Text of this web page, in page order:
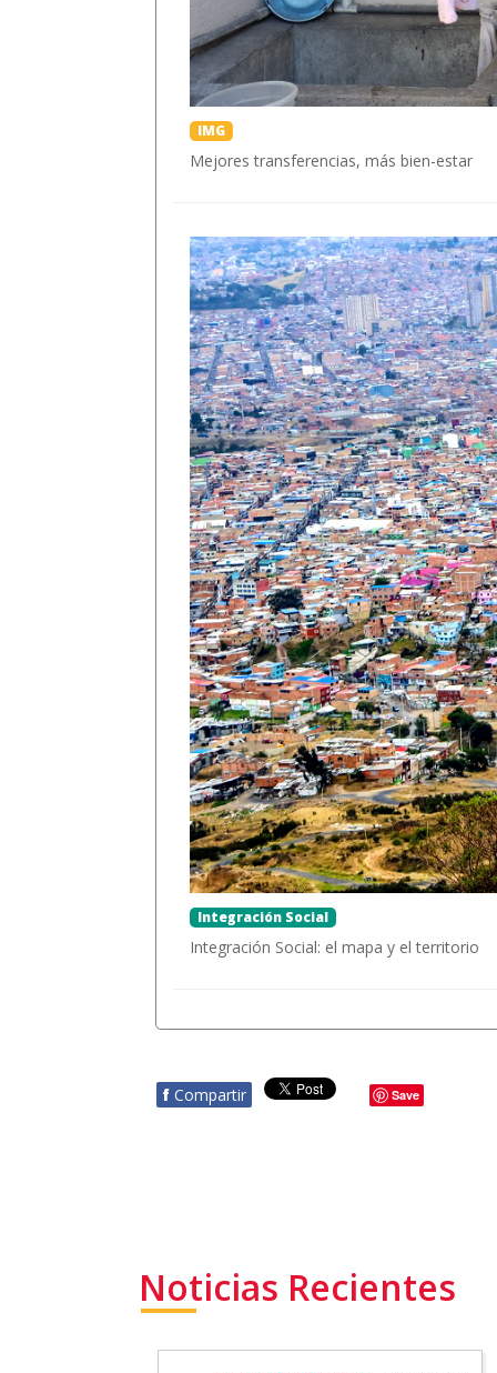
IMG
Mejores transferencias, más bien-estar
Integración Social
Integración Social: el mapa y el territorio
f Compartir Save
Noticias Recientes